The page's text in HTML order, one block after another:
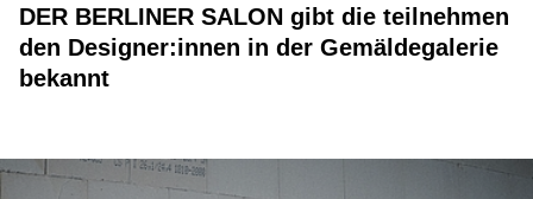
DER BERLINER SALON gibt die teilnehmen
den Designer:innen in der Gemäldegalerie
bekannt